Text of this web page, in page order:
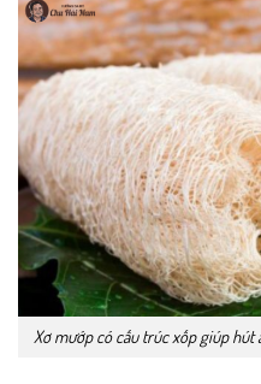
Xơ mướp có cấu trúc xốp giúp